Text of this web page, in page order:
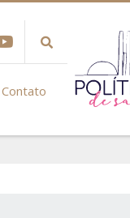
Contato